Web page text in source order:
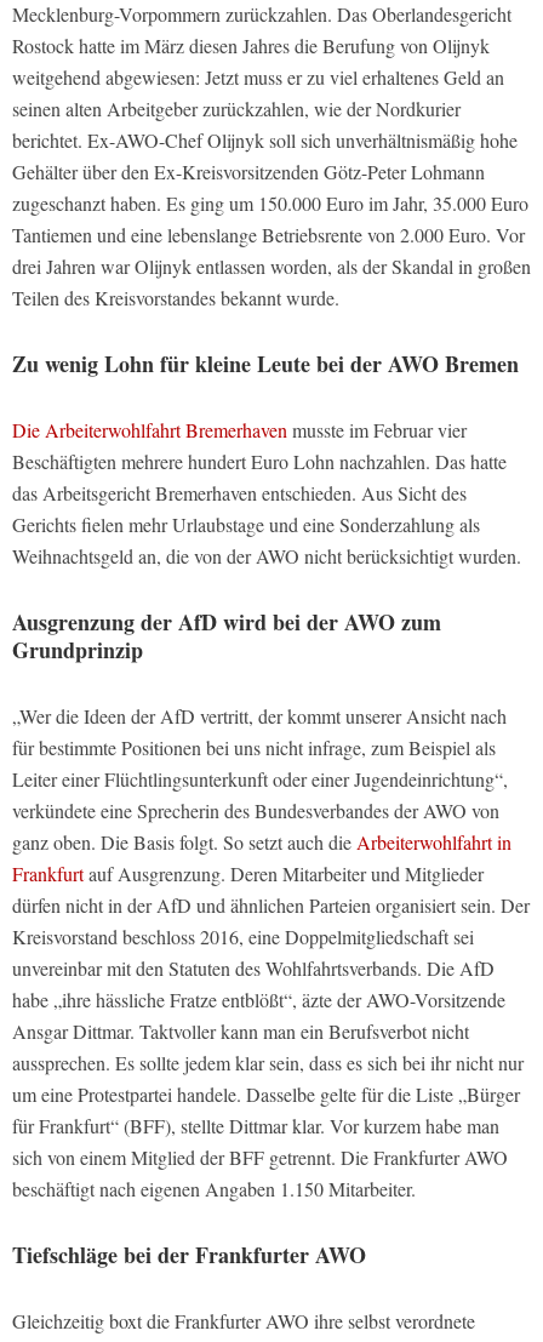
Mecklenburg-Vorpommern zurückzahlen. Das Oberlandesgericht
Rostock hatte im März diesen Jahres die Berufung von Olijnyk
weitgehend abgewiesen: Jetzt muss er zu viel erhaltenes Geld an
seinen alten Arbeitgeber zurückzahlen, wie der Nordkurier
berichtet. Ex-AWO-Chef Olijnyk soll sich unverhältnismäßig hohe
Gehälter über den Ex-Kreisvorsitzenden Götz-Peter Lohmann
zugeschanzt haben. Es ging um 150.000 Euro im Jahr, 35.000 Euro
Tantiemen und eine lebenslange Betriebsrente von 2.000 Euro. Vor
drei Jahren war Olijnyk entlassen worden, als der Skandal in großen
Teilen des Kreisvorstandes bekannt wurde.
Zu wenig Lohn für kleine Leute bei der AWO Bremen
Die Arbeiterwohlfahrt Bremerhavenmusste im Februar vier
Beschäftigten mehrere hundert Euro Lohn nachzahlen. Das hatte
das Arbeitsgericht Bremerhaven entschieden. Aus Sicht des
Gerichts fielen mehr Urlaubstage und eine Sonderzahlung als
Weihnachtsgeld an, die von der AWO nicht berücksichtigt wurden.
Ausgrenzung der AfD wird bei der AWO zum
Grundprinzip
„Wer die Ideen der AfD vertritt, der kommt unserer Ansicht nach
für bestimmte Positionen bei uns nicht infrage, zum Beispiel als
Leiter einer Flüchtlingsunterkunft oder einer Jugendeinrichtung“,
verkündete eine Sprecherin des Bundesverbandes der AWO von
ganz oben. Die Basis folgt. So setzt auch dieArbeiterwohlfahrt in
Frankfurtauf Ausgrenzung. Deren Mitarbeiter und Mitglieder
dürfen nicht in der AfD und ähnlichen Parteien organisiert sein. Der
Kreisvorstand beschloss 2016, eine Doppelmitgliedschaft sei
unvereinbar mit den Statuten des Wohlfahrtsverbands. Die AfD
habe „ihre hässliche Fratze entblößt“, äzte der AWO-Vorsitzende
Ansgar Dittmar. Taktvoller kann man ein Berufsverbot nicht
aussprechen. Es sollte jedem klar sein, dass es sich bei ihr nicht nur
um eine Protestpartei handele. Dasselbe gelte für die Liste „Bürger
für Frankfurt“ (BFF), stellte Dittmar klar. Vor kurzem habe man
sich von einem Mitglied der BFF getrennt. Die Frankfurter AWO
beschäftigt nach eigenen Angaben 1.150 Mitarbeiter.
Tiefschläge bei der Frankfurter AWO
Gleichzeitig boxt die Frankfurter AWO ihre selbst verordnete